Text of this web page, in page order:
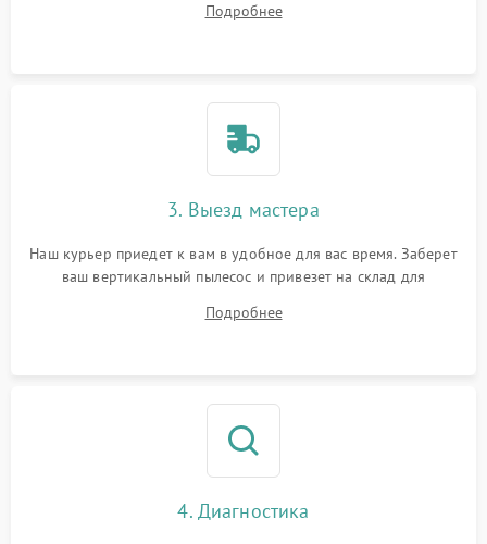
Подробнее
3. Выезд мастера
Наш курьер приедет к вам в удобное для вас время. Заберет
ваш вертикальный пылесос и привезет на склад для
Подробнее
4. Диагностика